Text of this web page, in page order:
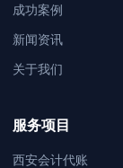
成功案例
新闻资讯
关于我们
服务项目
西安会计代账